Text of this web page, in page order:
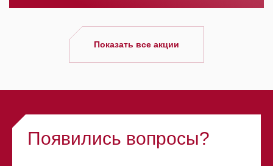
Показать все акции
Появились вопросы?